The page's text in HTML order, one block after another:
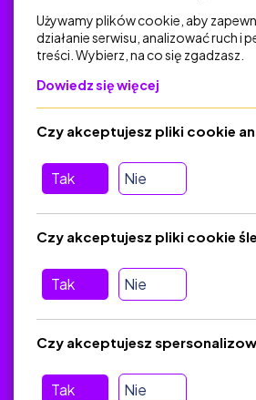
Na skróty
Polityka Prywatności
Regulamin
O platformie
Baza materiałów dydaktycznych
Jak zostać autorem
FAQ
Pomoc
wiadomość nie trafiła do folderu SPAM)
Używamy plików cookie, aby
działanie serwisu, analizować ruch i
treści. Wybierz, na co się zgadzasz.
Dowiedz się więcej
Tak Nie
Czy akceptujesz pliki cookie
Tak Nie
Czy akceptujesz pliki cookie
Tak Nie
Czy akceptujesz